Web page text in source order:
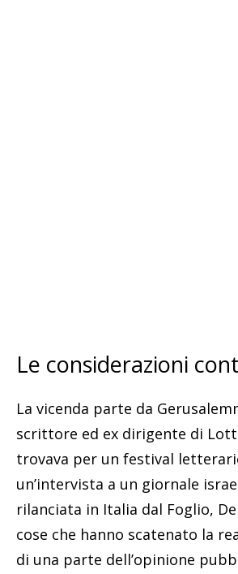
Le considerazioni
La vicenda parte da
scrittore ed ex dirigente di
trovava per un festival
un’intervista a un giornale
rilanciata in Italia dal Foglio,
cose che hanno scatenato la
di una parte dell’opinione